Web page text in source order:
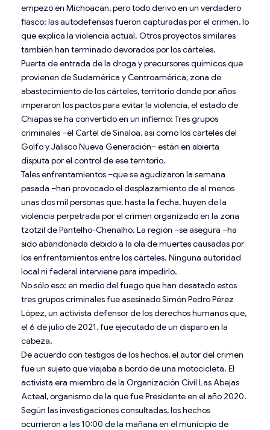
empezó en Michoacán, pero todo derivó en un verdadero
fiasco: las autodefensas fueron capturadas por el crimen, lo
que explica la violencia actual. Otros proyectos similares
también han terminado devorados por los cárteles.
Puerta de entrada de la droga y precursores químicos que
provienen de Sudamérica y Centroamérica; zona de
abastecimiento de los cárteles, territorio donde por años
imperaron los pactos para evitar la violencia, el estado de
Chiapas se ha convertido en un infierno: Tres grupos
criminales –el Cártel de Sinaloa, así como los cárteles del
Golfo y Jalisco Nueva Generación– están en abierta
disputa por el control de ese territorio.
Tales enfrentamientos –que se agudizaron la semana
pasada –han provocado el desplazamiento de al menos
unas dos mil personas que, hasta la fecha, huyen de la
violencia perpetrada por el crimen organizado en la zona
tzotzil de Pantelhó-Chenalhó. La región –se asegura –ha
sido abandonada debido a la ola de muertes causadas por
los enfrentamientos entre los cárteles. Ninguna autoridad
local ni federal interviene para impedirlo.
No sólo eso: en medio del fuego que han desatado estos
tres grupos criminales fue asesinado Simón Pedro Pérez
López, un activista defensor de los derechos humanos que,
el 6 de julio de 2021, fue ejecutado de un disparo en la
cabeza.
De acuerdo con testigos de los hechos, el autor del crimen
fue un sujeto que viajaba a bordo de una motocicleta. El
activista era miembro de la Organización Civil Las Abejas
Acteal, organismo de la que fue Presidente en el año 2020.
Según las investigaciones consultadas, los hechos
ocurrieron a las 10:00 de la mañana en el municipio de